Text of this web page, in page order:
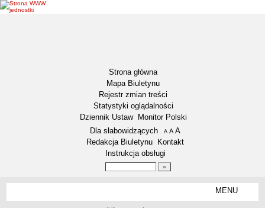
Strona główna
Mapa Biuletynu
Rejestr zmian treści
Statystyki oglądalności
Dziennik Ustaw
Monitor Polski
Menu dodatkowe
Dla słabowidzących A pomniejsz czcionkę
A standardowy rozmiar czcionki
A
Redakcja Biuletynu
Kontakt
Instrukcja obsługi
MENU